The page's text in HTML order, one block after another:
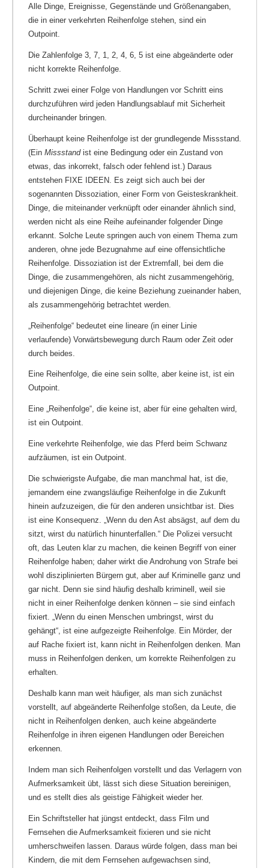
Alle Dinge, Ereignisse, Gegenstände und Größenangaben,
die in einer verkehrten Reihenfolge stehen, sind ein
Outpoint.
Die Zahlenfolge 3, 7, 1, 2, 4, 6, 5 ist eine abgeänderte oder
nicht korrekte Reihenfolge.
Schritt zwei einer Folge von Handlungen vor Schritt eins
durchzuführen wird jeden Handlungsablauf mit Sicherheit
durcheinander bringen.
Überhaupt keine Reihenfolge ist der grundlegende Missstand.
(Ein Missstand ist eine Bedingung oder ein Zustand von
etwas, das inkorrekt, falsch oder fehlend ist.) Daraus
entstehen FIXE IDEEN. Es zeigt sich auch bei der
sogenannten Dissoziation, einer Form von Geisteskrankheit.
Dinge, die miteinander verknüpft oder einander ähnlich sind,
werden nicht als eine Reihe aufeinander folgender Dinge
erkannt. Solche Leute springen auch von einem Thema zum
anderen, ohne jede Bezugnahme auf eine offensichtliche
Reihenfolge. Dissoziation ist der Extremfall, bei dem die
Dinge, die zusammengehören, als nicht zusammengehörig,
und diejenigen Dinge, die keine Beziehung zueinander haben,
als zusammengehörig betrachtet werden.
„Reihenfolge“ bedeutet eine lineare (in einer Linie
verlaufende) Vorwärtsbewegung durch Raum oder Zeit oder
durch beides.
Eine Reihenfolge, die eine sein sollte, aber keine ist, ist ein
Outpoint.
Eine „Reihenfolge“, die keine ist, aber für eine gehalten wird,
ist ein Outpoint.
Eine verkehrte Reihenfolge, wie das Pferd beim Schwanz
aufzäumen, ist ein Outpoint.
Die schwierigste Aufgabe, die man manchmal hat, ist die,
jemandem eine zwangsläufige Reihenfolge in die Zukunft
hinein aufzuzeigen, die für den anderen unsichtbar ist. Dies
ist eine Konsequenz. „Wenn du den Ast absägst, auf dem du
sitzt, wirst du natürlich hinunterfallen.“ Die Polizei versucht
oft, das Leuten klar zu machen, die keinen Begriff von einer
Reihenfolge haben; daher wirkt die Androhung von Strafe bei
wohl disziplinierten Bürgern gut, aber auf Kriminelle ganz und
gar nicht. Denn sie sind häufig deshalb kriminell, weil sie
nicht in einer Reihenfolge denken können – sie sind einfach
fixiert. „Wenn du einen Menschen umbringst, wirst du
gehängt“, ist eine aufgezeigte Reihenfolge. Ein Mörder, der
auf Rache fixiert ist, kann nicht in Reihenfolgen denken. Man
muss in Reihenfolgen denken, um korrekte Reihenfolgen zu
erhalten.
Deshalb kann man weit häufiger, als man sich zunächst
vorstellt, auf abgeänderte Reihenfolge stoßen, da Leute, die
nicht in Reihenfolgen denken, auch keine abgeänderte
Reihenfolge in ihren eigenen Handlungen oder Bereichen
erkennen.
Indem man sich Reihenfolgen vorstellt und das Verlagern von
Aufmerksamkeit übt, lässt sich diese Situation bereinigen,
und es stellt dies als geistige Fähigkeit wieder her.
Ein Schriftsteller hat jüngst entdeckt, dass Film und
Fernsehen die Aufmerksamkeit fixieren und sie nicht
umherschweifen lassen. Daraus würde folgen, dass man bei
Kindern, die mit dem Fernsehen aufgewachsen sind,